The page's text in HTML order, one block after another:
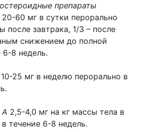
препараты
60 мг в сутки перорально
после завтрака, 1/3 – после
снижением до полной
8 недель.
10-25 мг в неделю перорально в
А 2,5-4,0 мг на кг массы тела в
течение 6-8 недель.